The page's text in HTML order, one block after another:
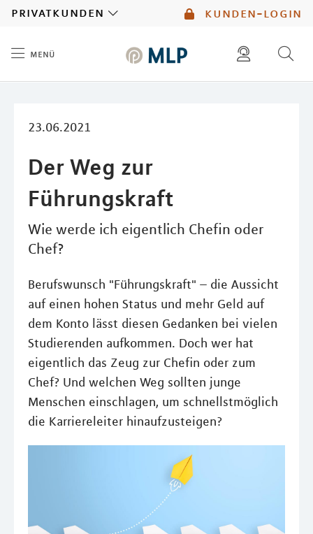
kunden-login
privatkunden
menü
23.06.2021
Der Weg zur
Führungskraft
Wie werde ich eigentlich Chefin oder
Chef?
Berufswunsch "Führungskraft" – die Aussicht
auf einen hohen Status und mehr Geld auf
dem Konto lässt diesen Gedanken bei vielen
Studierenden aufkommen. Doch wer hat
eigentlich das Zeug zur Chefin oder zum
Chef? Und welchen Weg sollten junge
Menschen einschlagen, um schnellstmöglich
die Karriereleiter hinaufzusteigen?